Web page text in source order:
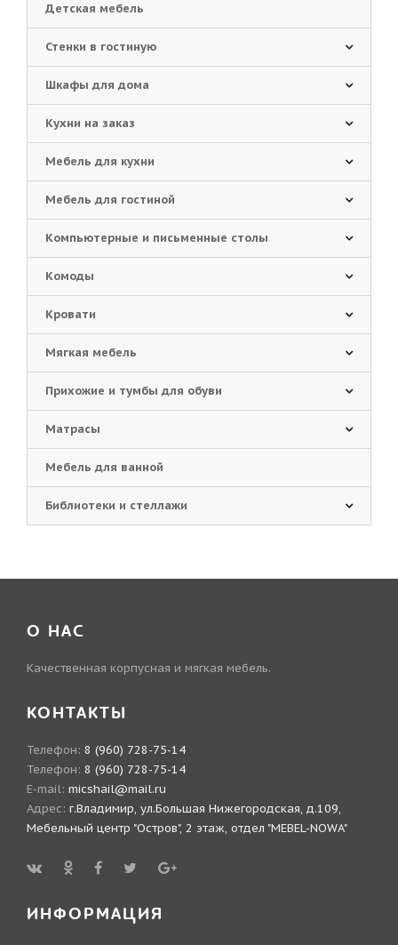
Детская мебель
Стенки в гостиную
Шкафы для дома
Кухни на заказ
Мебель для кухни
Мебель для гостиной
Компьютерные и письменные столы
Комоды
Кровати
Мягкая мебель
Прихожие и тумбы для обуви
Матрасы
Мебель для ванной
Библиотеки и стеллажи
О НАС
Качественная корпусная и мягкая мебель.
КОНТАКТЫ
Телефон: 8 (960) 728-75-14
Телефон: 8 (960) 728-75-14
E-mail: micshail@mail.ru
Адрес: г.Владимир, ул.Большая Нижегородская, д.109,
Мебельный центр "Остров", 2 этаж, отдел "MEBEL-NOWA"
ИНФОРМАЦИЯ